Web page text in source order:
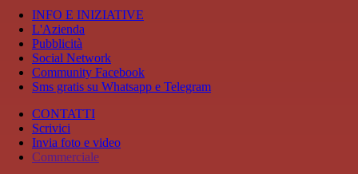
INFO E INIZIATIVE
L'Azienda
Pubblicità
Social Network
Community Facebook
Sms gratis su Whatsapp e Telegram
CONTATTI
Scrivici
Invia foto e video
Commerciale